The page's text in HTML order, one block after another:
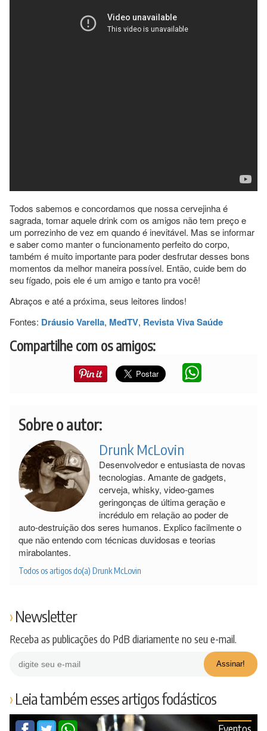
Todos sabemos e concordamos que nossa cervejinha é
sagrada, tomar aquele drink com os amigos não tem preço e
um porrezinho de vez em quando é inevitável. Mas se informar
e saber como manter o funcionamento perfeito do corpo,
também é muito importante para poder desfrutar desses bons
momentos da melhor maneira possível. Então, cuide bem do
seu fígado, pois ele é um amigo e tanto pra você!
Abraços e até a próxima, seus leitores lindos!
Fontes: Dráusio Varella, MedTV, Revista Viva Saúde
Compartilhe com os amigos:
Sobre o autor:
Drunk McLovin
Desenvolvedor e entusiasta de novas
tecnologias. Amante de gadgets,
cerveja, whisky, video-games
geringonças de última geração e
incrédulo em relação ao poder de
auto-destruição dos seres humanos. Explico facilmente o
que não entendo com técnicas duvidosas e teorias
mirabolantes.
Todos os artigos do(a) Drunk McLovin
Newsletter
Receba as publicações do PdB diariamente no seu e-mail.
Leia também esses artigos fodásticos
Eventos